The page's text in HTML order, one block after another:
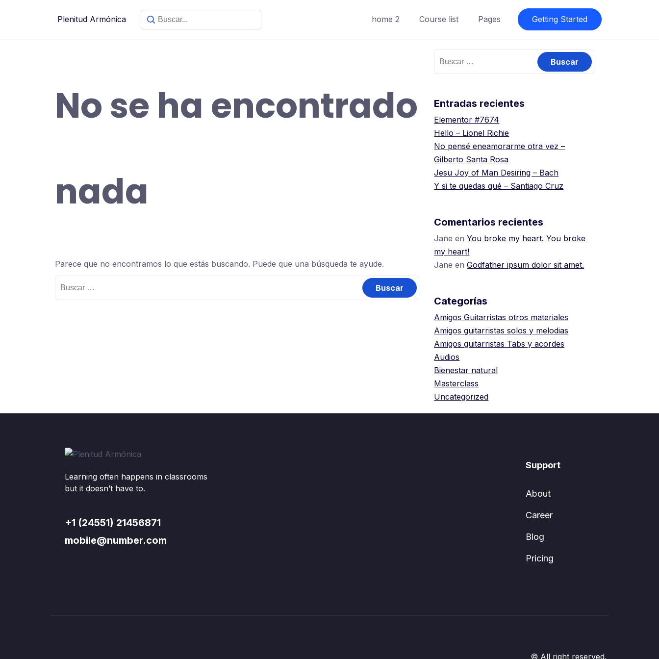
Plenitud Armónica home 2 Course list Pages Getting Started
No se ha encontrado
nada
Parece que no encontramos lo que estás buscando. Puede que una búsqueda te ayude.
Entradas recientes
Elementor #7674
Hello – Lionel Richie
No pensé eneamorarme otra vez –
Gilberto Santa Rosa
Jesu Joy of Man Desiring – Bach
Y si te quedas qué – Santiago Cruz
Comentarios recientes
Jane enYou broke my heart. You broke
my heart!
Jane enGodfather ipsum dolor sit amet.
Categorías
Amigos Guitarristas otros materiales
Amigos guitarristas solos y melodias
Amigos guitarristas Tabs y acordes
Audios
Bienestar natural
Masterclass
Uncategorized
Learning often happens in classrooms
but it doesn’t have to.
+1 (24551) 21456871
mobile@number.com
Support
About
Career
Blog
Pricing
© All right reserved.